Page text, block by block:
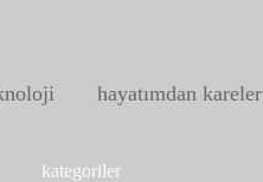
hayatımdan kareler
kategoriler